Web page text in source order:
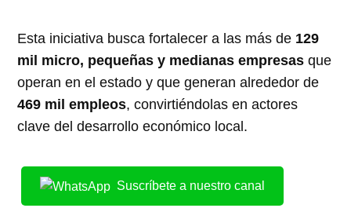
Esta iniciativa busca fortalecer a las más de 129
mil micro, pequeñas y medianas empresas que
operan en el estado y que generan alrededor de
469 mil empleos, convirtiéndolas en actores
clave del desarrollo económico local.
Suscríbete a nuestro canal